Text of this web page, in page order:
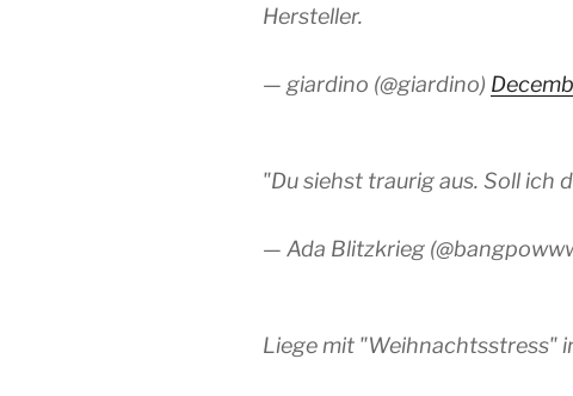
Hersteller.
— giardino (@giardino)
"Du siehst traurig aus. Soll ich
— Ada Blitzkrieg
Liege mit "Weihnachtsstress"